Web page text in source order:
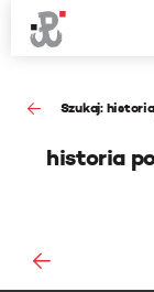
Szukaj:
historia